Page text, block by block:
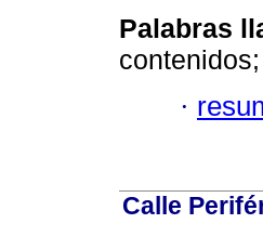
Palabras
·
Calle